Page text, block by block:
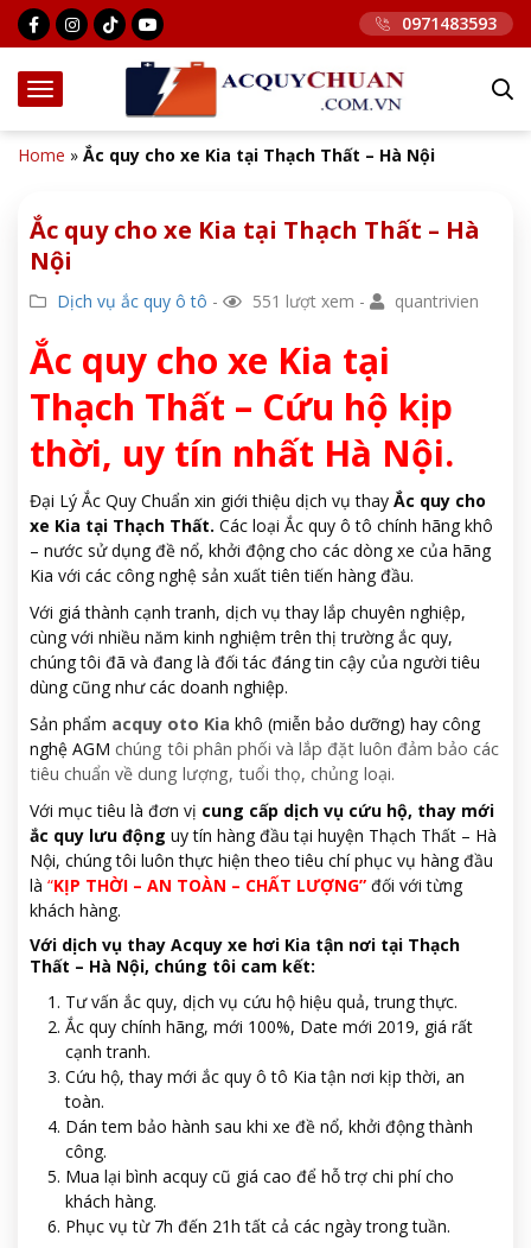
0971483593
Home » Ắc quy cho xe Kia tại Thạch Thất – Hà Nội
Ắc quy cho xe Kia tại Thạch Thất – Hà
Nội
Dịch vụ ắc quy ô tô - 551 lượt xem - quantrivien
Ắc quy cho xe Kia tại
Thạch Thất – Cứu hộ kịp
thời, uy tín nhất Hà Nội.
Đại Lý Ắc Quy Chuẩn xin giới thiệu dịch vụ thay Ắc quy cho
xe Kia tại Thạch Thất. Các loại Ắc quy ô tô chính hãng khô
– nước sử dụng đề nổ, khởi động cho các dòng xe của hãng
Kia với các công nghệ sản xuất tiên tiến hàng đầu.
Với giá thành cạnh tranh, dịch vụ thay lắp chuyên nghiệp,
cùng với nhiều năm kinh nghiệm trên thị trường ắc quy,
chúng tôi đã và đang là đối tác đáng tin cậy của người tiêu
dùng cũng như các doanh nghiệp.
Sản phẩm acquy oto Kia khô (miễn bảo dưỡng) hay công
nghệ AGM chúng tôi phân phối và lắp đặt luôn đảm bảo các
tiêu chuẩn về dung lượng, tuổi thọ, chủng loại.
Với mục tiêu là đơn vị cung cấp dịch vụ cứu hộ, thay mới
ắc quy lưu động uy tín hàng đầu tại huyện Thạch Thất – Hà
Nội, chúng tôi luôn thực hiện theo tiêu chí phục vụ hàng đầu
là “KỊP THỜI – AN TOÀN – CHẤT LƯỢNG” đối với từng
khách hàng.
Với dịch vụ thay Acquy xe hơi Kia tận nơi tại Thạch
Thất – Hà Nội, chúng tôi cam kết:
Tư vấn ắc quy, dịch vụ cứu hộ hiệu quả, trung thực.
Ắc quy chính hãng, mới 100%, Date mới 2019, giá rất
cạnh tranh.
Cứu hộ, thay mới ắc quy ô tô Kia tận nơi kịp thời, an
toàn.
Dán tem bảo hành sau khi xe đề nổ, khởi động thành
công.
Mua lại bình acquy cũ giá cao để hỗ trợ chi phí cho
khách hàng.
Phục vụ từ 7h đến 21h tất cả các ngày trong tuần.